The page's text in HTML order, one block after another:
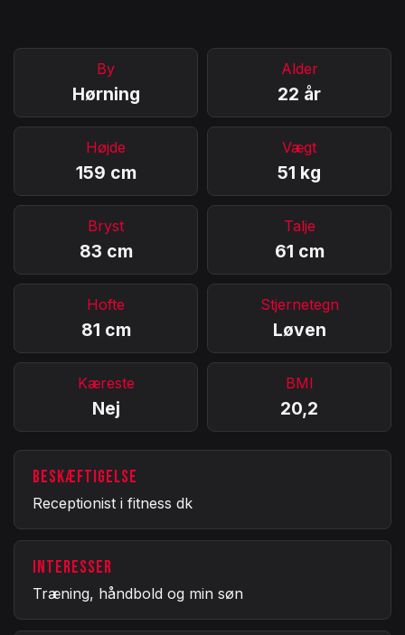
By
Hørning
Alder
22 år
Højde
159 cm
Vægt
51 kg
Bryst
83 cm
Talje
61 cm
Hofte
81 cm
Stjernetegn
Løven
Kæreste
Nej
BMI
20,2
BESKÆFTIGELSE
Receptionist i fitness dk
INTERESSER
Træning, håndbold og min søn